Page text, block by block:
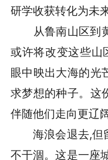
研学收获转化为未
从鲁南山区到黄
或许将改变这些山
眼中映出大海的光
求梦想的种子。这
伴随他们走向更辽
海浪会退去,但
不干涸。这是一座